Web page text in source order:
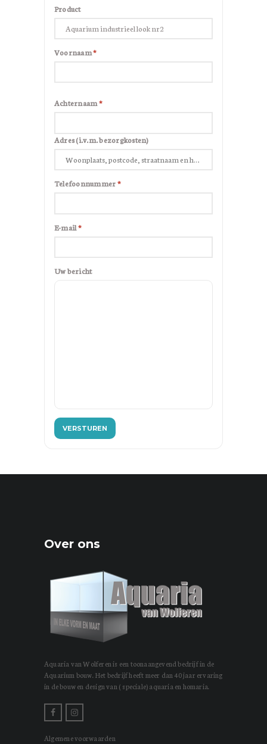
Product
Voornaam*
Achternaam*
Adres (i.v.m. bezorgkosten)
Telefoonnummer*
E-mail*
Uw bericht
VERSTUREN
Over ons
Aquaria van Wolferen is een toonaangevend bedrijf in de
Aquarium bouw. Het bedrijf heeft meer dan 40 jaar ervaring
in de bouw en design van ( speciale) aquaria en homaria.
Algemene voorwaarden